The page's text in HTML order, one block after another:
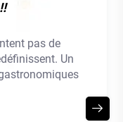
pas de
Un